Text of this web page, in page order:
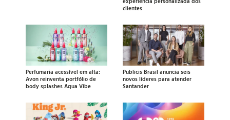
clientes
Perfumaria acessível em alta:
Avon reinventa portfólio de
body splashes Aqua Vibe
Publicis Brasil anuncia seis
novos líderes para atender
Santander